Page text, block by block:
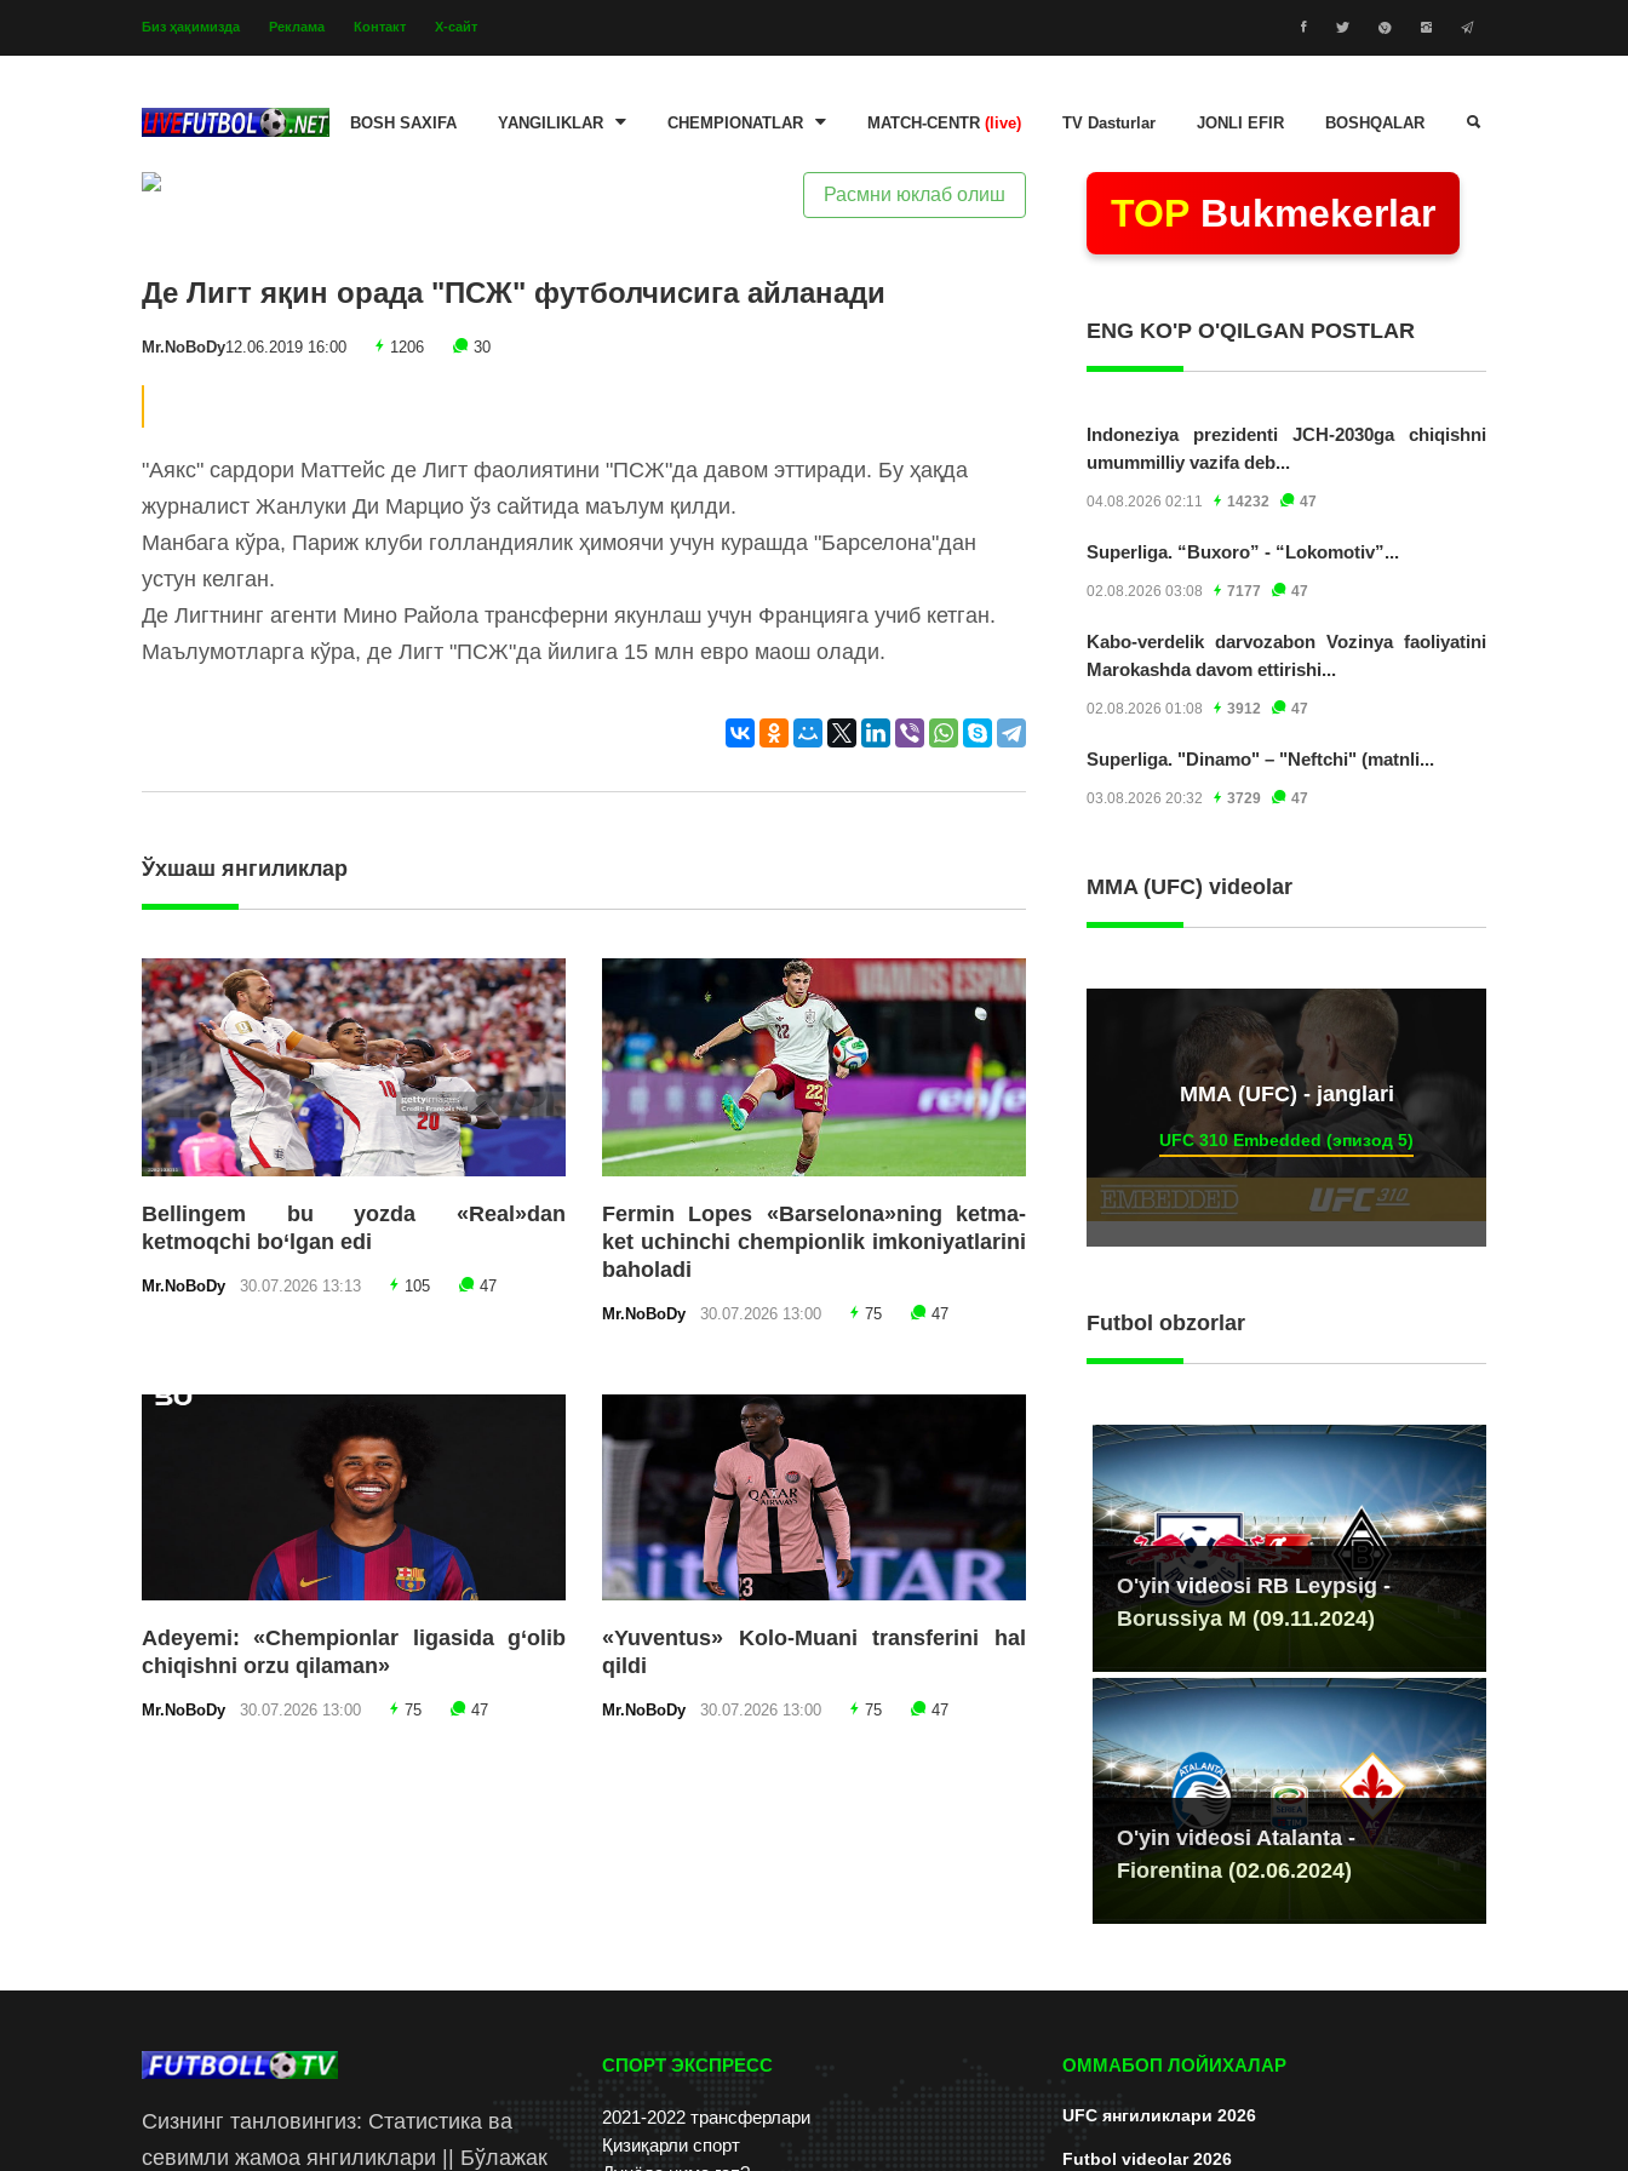
Биз ҳақимизда Реклама Контакт Х-сайт
BOSH SAXIFA YANGILIKLAR CHEMPIONATLAR MATCH-CENTR (live) TV Dasturlar JONLI EFIR BOSHQALAR
Расмни юклаб олиш
Де Лигт яқин орада "ПСЖ" футболчисига айланади
Mr.NoBoDy12.06.2019 16:00 1206 30
"Аякс" сардори Маттейс де Лигт фаолиятини "ПСЖ"да давом эттиради. Бу ҳақда
журналист Жанлуки Ди Марцио ўз сайтида маълум қилди.
Манбага кўра, Париж клуби голландиялик ҳимоячи учун курашда "Барселона"дан
устун келган.
Де Лигтнинг агенти Мино Райола трансферни якунлаш учун Францияга учиб кетган.
Маълумотларга кўра, де Лигт "ПСЖ"да йилига 15 млн евро маош олади.
Ўхшаш янгиликлар
Bellingem bu yozda «Real»dan
ketmoqchi bo‘lgan edi
Mr.NoBoDy 30.07.2026 13:13 105 47
Fermin Lopes «Barselona»ning ketma-
ket uchinchi chempionlik imkoniyatlarini
baholadi
Mr.NoBoDy 30.07.2026 13:00 75 47
Adeyemi: «Chempionlar ligasida g‘olib
chiqishni orzu qilaman»
Mr.NoBoDy 30.07.2026 13:00 75 47
«Yuventus» Kolo-Muani transferini hal
qildi
Mr.NoBoDy 30.07.2026 13:00 75 47
TOP Bukmekerlar
ENG KO'P O'QILGAN POSTLAR
Indoneziya prezidenti JCH-2030ga chiqishni
umummilliy vazifa deb...
04.08.2026 02:11 14232 47
Superliga. “Buxoro” - “Lokomotiv”...
02.08.2026 03:08 7177 47
Kabo-verdelik darvozabon Vozinya faoliyatini
Marokashda davom ettirishi...
02.08.2026 01:08 3912 47
Superliga. "Dinamo" – "Neftchi" (matnli...
03.08.2026 20:32 3729 47
MMA (UFC) videolar
ММА (UFC) - janglari
UFC 310 Embedded (эпизод 5)
Futbol obzorlar
O'yin videosi RB Leypsig -
Borussiya M (09.11.2024)
O'yin videosi Atalanta -
Fiorentina (02.06.2024)
Сизнинг танловингиз: Статистика ва
севимли жамоа янгиликлари || Бўлажак
СПОРТ ЭКСПРЕСС
2021-2022 трансферлари
Қизиқарли спорт
ОММАБОП ЛОЙИХАЛАР
UFC янгиликлари 2026
Futbol videolar 2026